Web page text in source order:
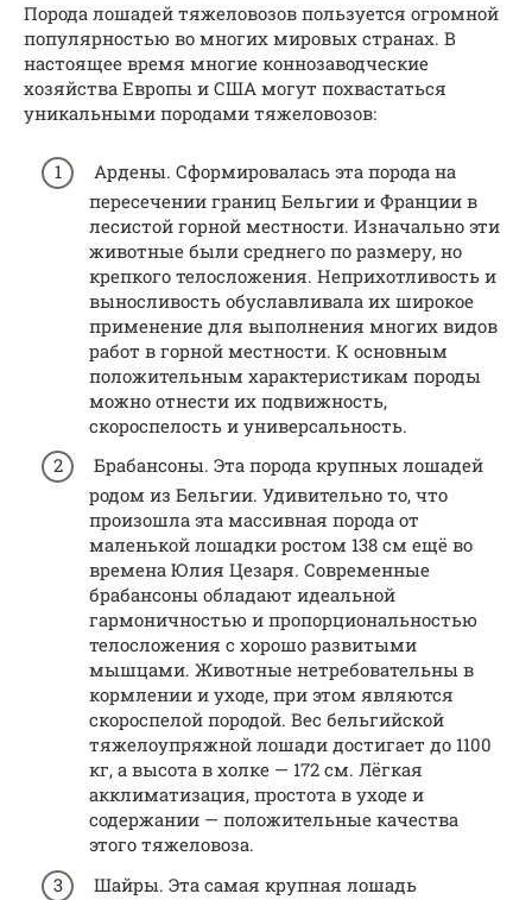
Порода лошадей тяжеловозов пользуется огромной
популярностью во многих мировых странах. В
настоящее время многие коннозаводческие
хозяйства Европы и США могут похвастаться
уникальными породами тяжеловозов:
Ардены. Сформировалась эта порода на
пересечении границ Бельгии и Франции в
лесистой горной местности. Изначально эти
животные были среднего по размеру, но
крепкого телосложения. Неприхотливость и
выносливость обуславливала их широкое
применение для выполнения многих видов
работ в горной местности. К основным
положительным характеристикам породы
можно отнести их подвижность,
скороспелость и универсальность.
Брабансоны. Эта порода крупных лошадей
родом из Бельгии. Удивительно то, что
произошла эта массивная порода от
маленькой лошадки ростом 138 см ещё во
времена Юлия Цезаря. Современные
брабансоны обладают идеальной
гармоничностью и пропорциональностью
телосложения с хорошо развитыми
мышцами. Животные нетребовательны в
кормлении и уходе, при этом являются
скороспелой породой. Вес бельгийской
тяжелоупряжной лошади достигает до 1100
кг, а высота в холке — 172 см. Лёгкая
акклиматизация, простота в уходе и
содержании — положительные качества
этого тяжеловоза.
Шайры. Эта самая крупная лошадь